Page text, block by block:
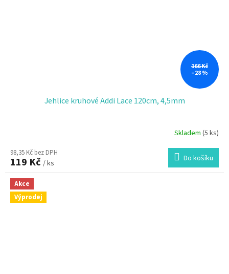
166 Kč
–28 %
Jehlice kruhové Addi Lace 120cm, 4,5mm
Skladem (5 ks)
98,35 Kč bez DPH
119 Kč / ks Do košíku
Akce
Výprodej